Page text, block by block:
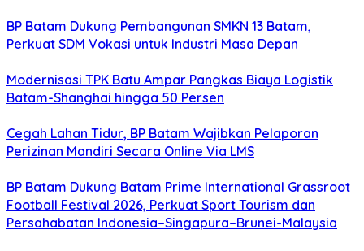
BP Batam Dukung Pembangunan SMKN 13 Batam,
Perkuat SDM Vokasi untuk Industri Masa Depan
Modernisasi TPK Batu Ampar Pangkas Biaya Logistik
Batam-Shanghai hingga 50 Persen
Cegah Lahan Tidur, BP Batam Wajibkan Pelaporan
Perizinan Mandiri Secara Online Via LMS
BP Batam Dukung Batam Prime International Grassroot
Football Festival 2026, Perkuat Sport Tourism dan
Persahabatan Indonesia–Singapura–Brunei-Malaysia